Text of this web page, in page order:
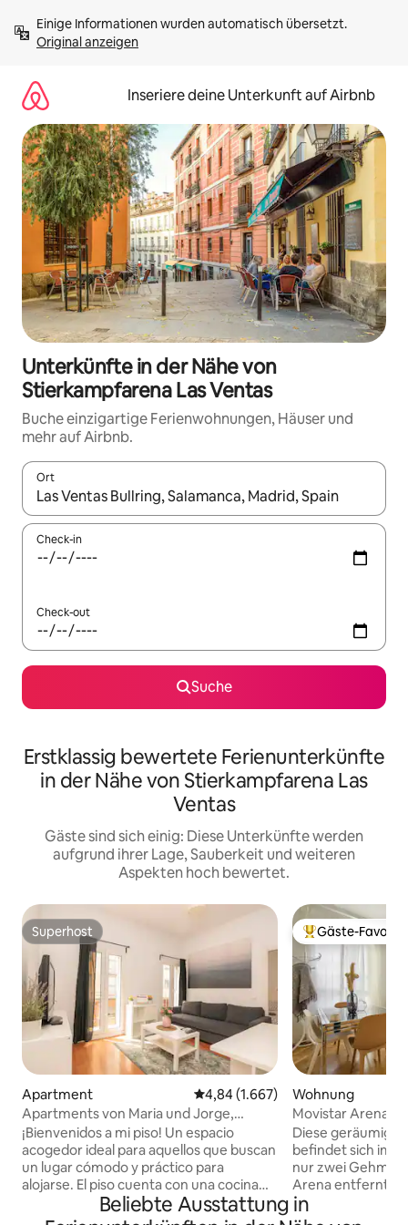
Inhalten
springenOriginal anzeigen
Inseriere deine Unterkunft auf Airbnb
Unterkünfte in der Nähe von
Stierkampfarena Las Ventas
Buche einzigartige Ferienwohnungen, Häuser und
mehr auf Airbnb.
Ort
Wenn Ergebnisse verfügbar sind, navigiere mit den
Check-in
Check-out
Suche
Erstklassig bewertete Ferienunterkünfte
in der Nähe von Stierkampfarena Las
Ventas
Gäste sind sich einig: Diese Unterkünfte werden
aufgrund ihrer Lage, Sauberkeit und weiteren
Aspekten hoch bewertet.
Superhost
Superhost
Apartment Durchschnittliche Bewertung:
4,84 (1.667)
Apartments von Maria und Jorge,
Apartment mit ...
¡Bienvenidos a mi piso! Un espacio
acogedor ideal para aquellos que buscan
un lugar cómodo y práctico para
alojarse. El piso cuenta con una cocina
completamente equipada y un baño, lo
que lo hace perfecto para aquellos que
Beliebter Gäste-
Gäste-Favorit
Wohnung
Movistar Arena /
sauber
Diese geräumige
befindet sich im
nur zwei
Arena entfernt
Sie verfügt über
Badezimmer, die
Beliebte Ausstattung in